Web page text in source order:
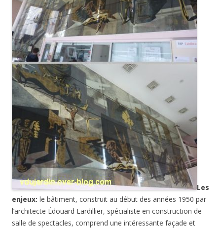
Les
enjeux: le bâtiment, construit au début des années 1950 par
l’architecte Édouard Lardillier, spécialiste en construction de
salle de spectacles, comprend une intéressante façade et